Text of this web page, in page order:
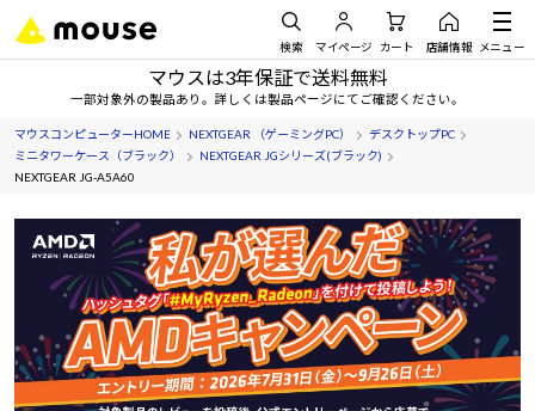
検索 マイページ カート 店舗情報 メニュー
マウスは3年保証で送料無料
一部対象外の製品あり。詳しくは製品ページにてご確認ください。
マウスコンピューターHOME NEXTGEAR （ゲーミングPC）
デスクトップPC
ミニタワーケース（ブラック）
NEXTGEAR JGシリーズ(ブラック)
NEXTGEAR JG-A5A60